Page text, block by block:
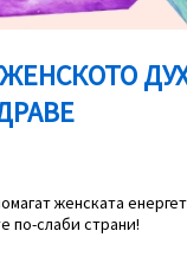
женската
по-слаби страни!